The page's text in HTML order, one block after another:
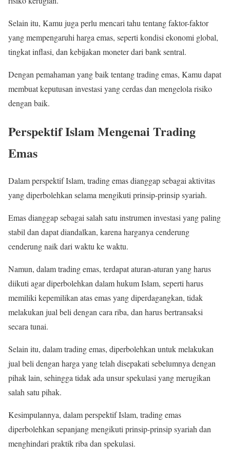
Selain itu, Kamu juga perlu mencari tahu tentang faktor-faktor
yang mempengaruhi harga emas, seperti kondisi ekonomi global,
tingkat inflasi, dan kebijakan moneter dari bank sentral.
Dengan pemahaman yang baik tentang trading emas, Kamu dapat
membuat keputusan investasi yang cerdas dan mengelola risiko
dengan baik.
Perspektif Islam Mengenai Trading
Emas
Dalam perspektif Islam, trading emas dianggap sebagai aktivitas
yang diperbolehkan selama mengikuti prinsip-prinsip syariah.
Emas dianggap sebagai salah satu instrumen investasi yang paling
stabil dan dapat diandalkan, karena harganya cenderung
cenderung naik dari waktu ke waktu.
Namun, dalam trading emas, terdapat aturan-aturan yang harus
diikuti agar diperbolehkan dalam hukum Islam, seperti harus
memiliki kepemilikan atas emas yang diperdagangkan, tidak
melakukan jual beli dengan cara riba, dan harus bertransaksi
secara tunai.
Selain itu, dalam trading emas, diperbolehkan untuk melakukan
jual beli dengan harga yang telah disepakati sebelumnya dengan
pihak lain, sehingga tidak ada unsur spekulasi yang merugikan
salah satu pihak.
Kesimpulannya, dalam perspektif Islam, trading emas
diperbolehkan sepanjang mengikuti prinsip-prinsip syariah dan
menghindari praktik riba dan spekulasi.